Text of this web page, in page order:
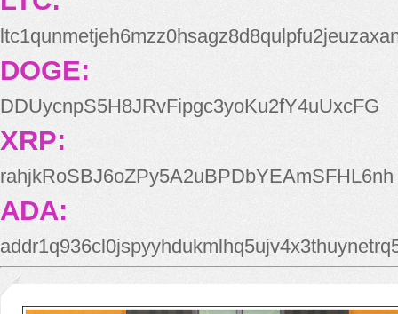
DOGE:
DDUycnpS5H8JRvFipgc3yoKu2fY4uUxcFG
XRP:
rahjkRoSBJ6oZPy5A2uBPDbYEAmSFHL6nh
ADA: